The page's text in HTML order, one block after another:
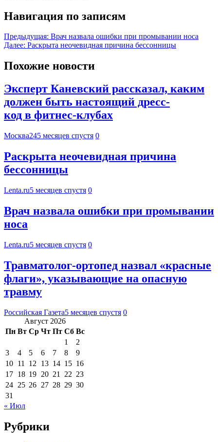
Навигация по записям
Предыдущая: Врач назвала ошибки при промывании носа
Далее: Раскрыта неочевидная причина бессонницы
Похожие новости
Эксперт Каневский рассказал, каким
должен быть настоящий дресс-
код в фитнес-клубах
Москва245 месяцев спустя 0
Раскрыта неочевидная причина
бессонницы
Lenta.ru5 месяцев спустя 0
Врач назвала ошибки при промывании
носа
Lenta.ru5 месяцев спустя 0
Травматолог-ортопед назвал «красные
флаги», указывающие на опасную
травму
Российская Газета5 месяцев спустя 0
Август 2026
Пн Вт Ср Чт Пт Сб Вс
1
2
3
4 5 6 7 8
9
10 11 12 13 14 15 16
17 18 19 20 21 22 23
24 25 26 27 28 29 30
31
« Июл
Рубрики